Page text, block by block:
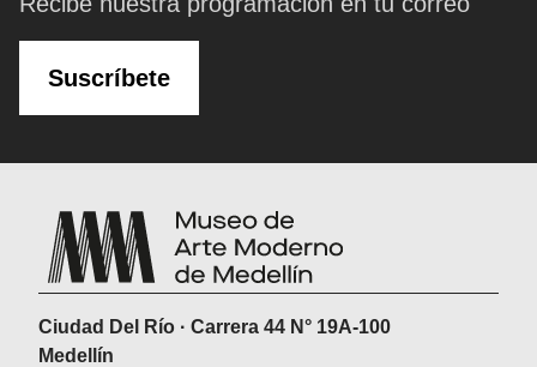
Suscríbete
Ciudad Del Río · Carrera 44 N° 19A-100
Medellín